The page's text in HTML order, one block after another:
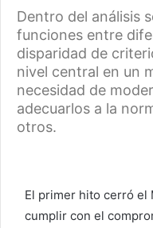
Dentro del análisis
funciones entre
disparidad de
nivel central en un
necesidad de
adecuarlos a la
otros.
El primer hito cerró el
cumplir con el